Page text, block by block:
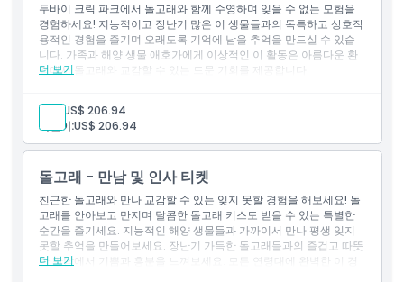
두바이 크릭 파크에서 돌고래와 함께 수영하며 잊을 수 없는 모험을
경험하세요! 지능적이고 장난기 많은 이 생물들과의 독특하고 상호작
용적인 경험을 즐기며 오래도록 기억에 남을 추억을 만드실 수 있습
니다. 가족과 해양 생물 애호가에게 이상적인 이 활동은 아름다운 환
경에서 돌고래와 교감할 수 있는 드문 기회를 제공합니다.
더 보기
물속에서 20분 세션.
어린이 및 성인 정책
8세부터 11세까지 예약 가능하나 유료 성인 예약과 함께 해야 하
며, 돌고래 쇼 티켓을 받으려면 접수처에 방문해야 합니다.
성인: US$ 206.94
어린이:US$ 206.94
돌고래 - 만남 및 인사 티켓
친근한 돌고래와 만나 교감할 수 있는 잊지 못할 경험을 해보세요! 돌
고래를 안아보고 만지며 달콤한 돌고래 키스도 받을 수 있는 특별한
순간을 즐기세요. 지능적인 해양 생물들과 가까이서 만나 평생 잊지
못할 추억을 만들어보세요. 장난기 가득한 돌고래들과의 즐겁고 따뜻
한 만남에서 기쁨과 흥분을 느껴보세요. 모든 연령대에 완벽한 이 경
더 보기